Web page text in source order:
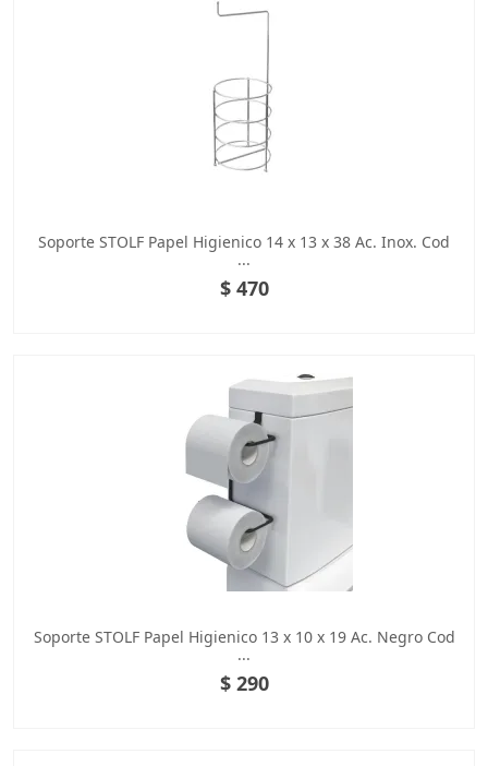
Soporte STOLF Papel Higienico 14 x 13 x 38 Ac. Inox. Cod
...
$ 470
Soporte STOLF Papel Higienico 13 x 10 x 19 Ac. Negro Cod
...
$ 290